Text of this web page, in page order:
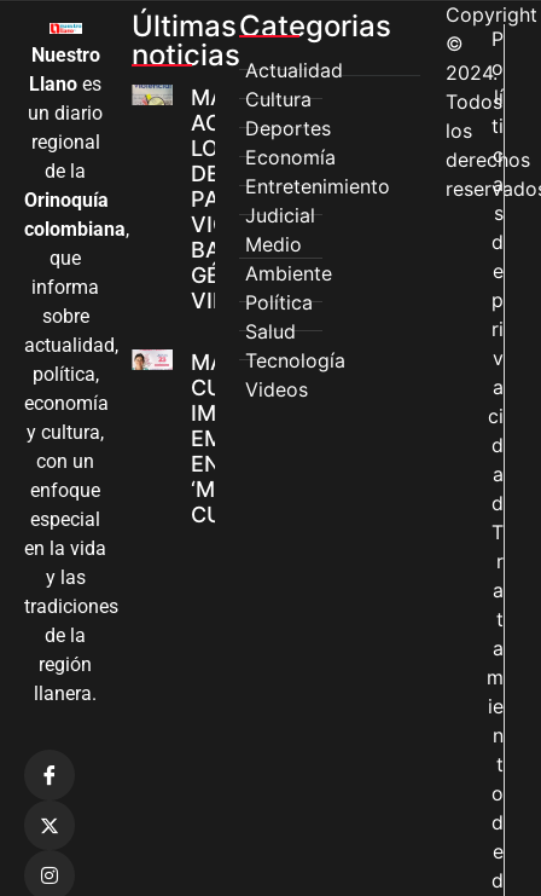
Nuestro
Llano es
un diario
regional
de la
Orinoquía
colombiana,
que
informa
sobre
actualidad,
política,
economía
y cultura,
con un
enfoque
especial
en la vida
y las
tradiciones
de la
región
llanera.
Últimas
noticias
MÁS MUJERES
ACCEDEN A
LOS CANALES
DE ATENCIÓN
PARA
VIOLENCIAS
BASADAS EN
GÉNERO EN
VILLAVICENCIO
MADRES
CUIDADORAS
IMPULSAN SUS
EMPRENDIMIENTOS
EN LA FERIA
‘MANOS QUE
CUIDAN Y CREAN’
Categorias
Actualidad
Cultura
Deportes
Economía
Entretenimiento
Judicial
Medio
Ambiente
Política
Salud
Tecnología
Videos
Copyright
©
2024.
Todos
los
derechos
P
o
lí
ti
c
a
s
d
e
p
ri
v
a
ci
d
a
d
T
r
a
t
a
m
ie
n
t
o
d
e
d